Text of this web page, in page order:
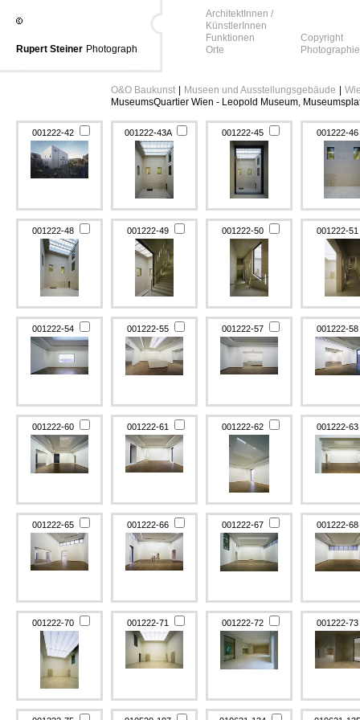
Rupert Steiner Photograph
ArchitektInnen /
KünstlerInnen
Funktionen
Orte
Copyright
Photographie
O&O Baukunst Museen und Ausstellungsgebäude
MuseumsQuartier Wien - Leopold Museum,
001222-42 001222-43A 001222-45 001222-46
001222-48 001222-49 001222-50 001222-51
001222-54 001222-55 001222-57 001222-58
001222-60 001222-61 001222-62 001222-63
001222-65 001222-66 001222-67 001222-68
001222-70 001222-71 001222-72 001222-73